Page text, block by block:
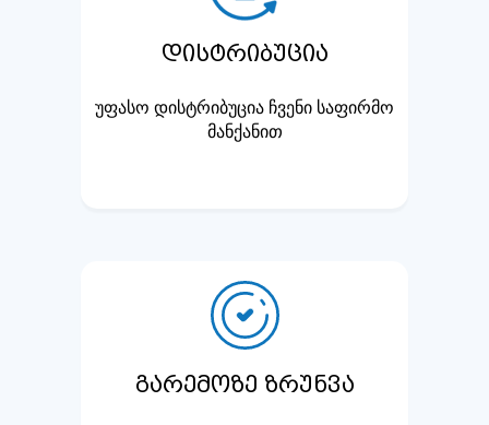
დისტრიბუცია
უფასო დისტრიბუცია ჩვენი საფირმო
მანქანით
გარემოზე ზრუნვა